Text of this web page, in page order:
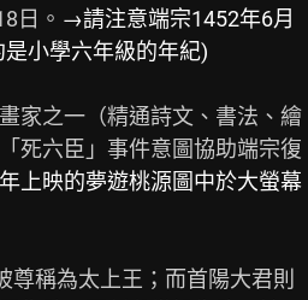
日。 →請注意端宗1452年6月
小學六年級的年紀)
家之一（精通詩文、書法、繪
死六臣」事件意圖協助端宗復
上映的夢遊桃源圖中於大螢幕
稱為太上王；而首陽大君則